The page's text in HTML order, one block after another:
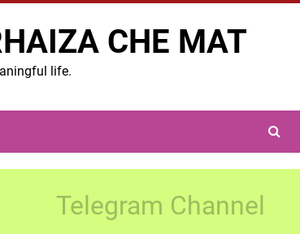
CHE MAT
life.
Telegram Channel